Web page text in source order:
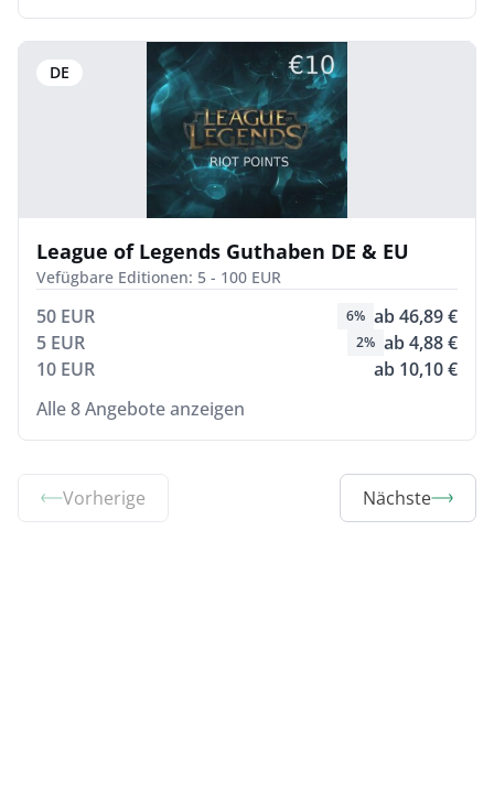
DE
League of Legends Guthaben DE & EU
Vefügbare Editionen: 5 - 100 EUR
50 EUR 6% ab 46,89 €
5 EUR
2% ab 4,88 €
10 EUR
ab 10,10 €
Alle 8 Angebote anzeigen
Vorherige Nächste